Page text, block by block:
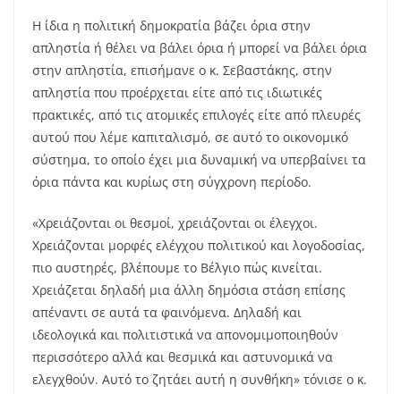
Η ίδια η πολιτική δημοκρατία βάζει όρια στην
απληστία ή θέλει να βάλει όρια ή μπορεί να βάλει όρια
στην απληστία, επισήμανε ο κ. Σεβαστάκης, στην
απληστία που προέρχεται είτε από τις ιδιωτικές
πρακτικές, από τις ατομικές επιλογές είτε από πλευρές
αυτού που λέμε καπιταλισμό, σε αυτό το οικονομικό
σύστημα, το οποίο έχει μια δυναμική να υπερβαίνει τα
όρια πάντα και κυρίως στη σύγχρονη περίοδο.
«Χρειάζονται οι θεσμοί, χρειάζονται οι έλεγχοι.
Χρειάζονται μορφές ελέγχου πολιτικού και λογοδοσίας,
πιο αυστηρές, βλέπουμε το Βέλγιο πώς κινείται.
Χρειάζεται δηλαδή μια άλλη δημόσια στάση επίσης
απέναντι σε αυτά τα φαινόμενα. Δηλαδή και
ιδεολογικά και πολιτιστικά να απονομιμοποιηθούν
περισσότερο αλλά και θεσμικά και αστυνομικά να
ελεγχθούν. Αυτό το ζητάει αυτή η συνθήκη» τόνισε ο κ.